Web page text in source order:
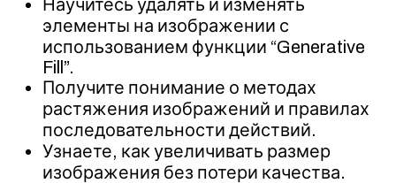
Научитесь удалять и изменять
элементы на изображении с
использованием функции “Generative
Fill”.
Получите понимание о методах
растяжения изображений и правилах
последовательности действий.
Узнаете, как увеличивать размер
изображения без потери качества.